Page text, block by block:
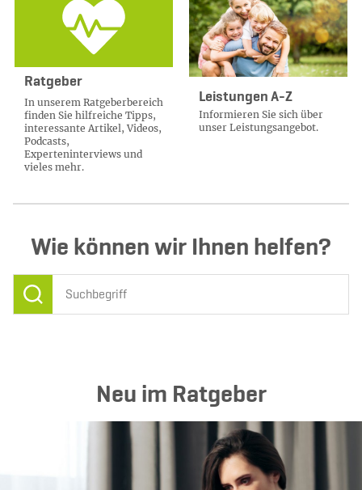
Ratgeber
In unserem Ratgeberbereich
finden Sie hilfreiche Tipps,
interessante Artikel, Videos,
Podcasts,
Experteninterviews und
vieles mehr.
Leistungen A-Z
Informieren Sie sich über
unser Leistungsangebot.
Wie können wir Ihnen helfen?
Finden
Neu im Ratgeber